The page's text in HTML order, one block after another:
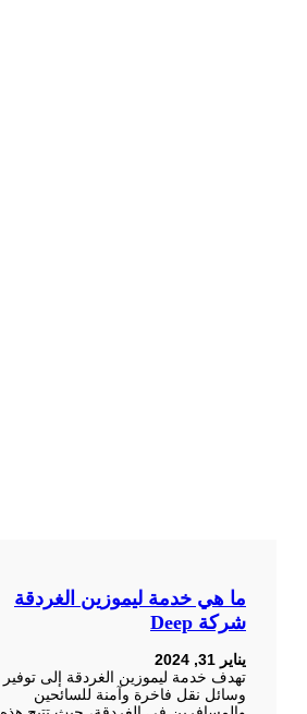
ما هي خدمة ليموزين الغردقة
شركة Deep
يناير 31, 2024
تهدف خدمة ليموزين الغردقة إلى توفير
وسائل نقل فاخرة وآمنة للسائحين